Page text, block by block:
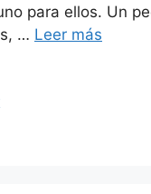
para ellos. Un
… Leer más